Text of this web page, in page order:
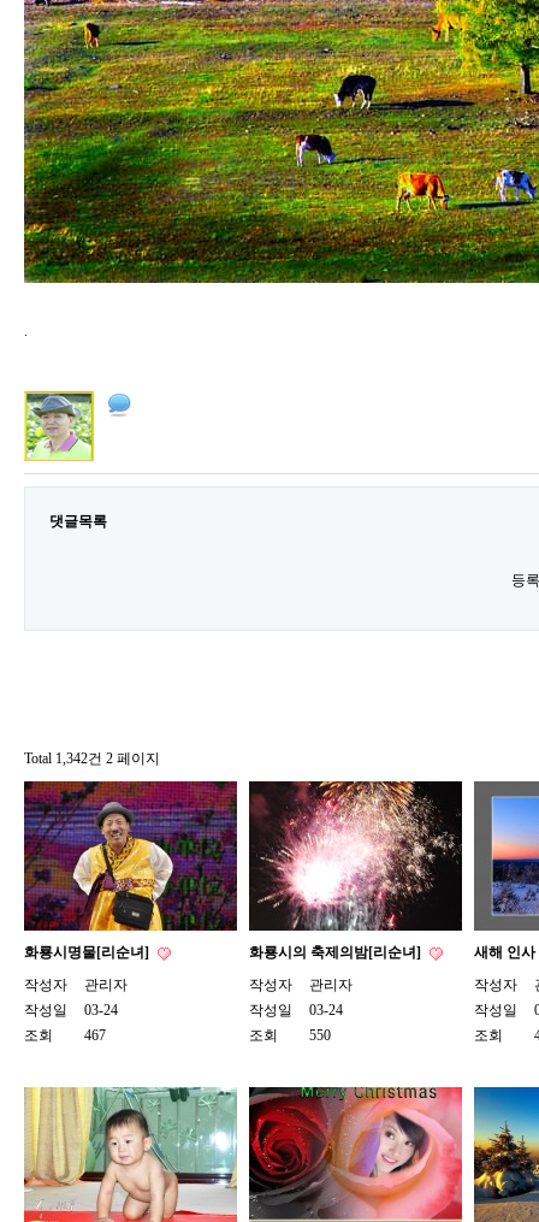
.
댓글목록
등
Total 1,342건 2 페이지
화룡시명물[리순녀]
작성자
관리자
작성일
03-24
조회
467
화룡시의 축제의밤[리순녀]
작성자
관리자
작성일
03-24
조회
550
새해 인
작성자
작성일
조회